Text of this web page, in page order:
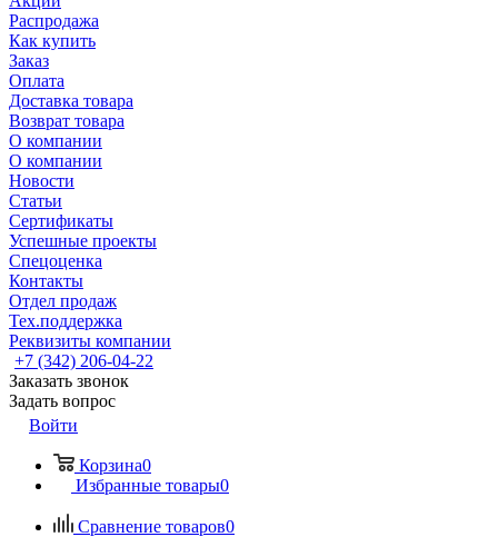
Распродажа
Как купить
Заказ
Оплата
Доставка товара
Возврат товара
О компании
О компании
Новости
Статьи
Сертификаты
Успешные проекты
Спецоценка
Контакты
Отдел продаж
Тех.поддержка
Реквизиты компании
+7 (342) 206-04-22
Заказать звонок
Задать вопрос
Войти
Корзина0
Избранные товары0
Сравнение товаров0